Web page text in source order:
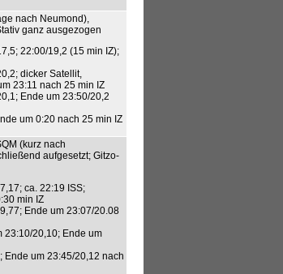
nach Neumond),
ganz ausgezogen
22:00/19,2 (15 min IZ);
dicker Satellit,
23:11 nach 25 min IZ
Ende um 23:50/20,2
um 0:20 nach 25 min IZ
(kurz nach
aufgesetzt; Gitzo-
ca. 22:19 ISS;
min IZ
Ende um 23:07/20.08
23:10/20,10; Ende um
Ende um 23:45/20,12 nach